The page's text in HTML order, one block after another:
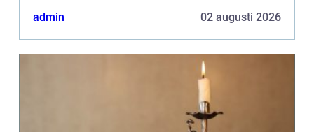
admin 02 augusti 2026